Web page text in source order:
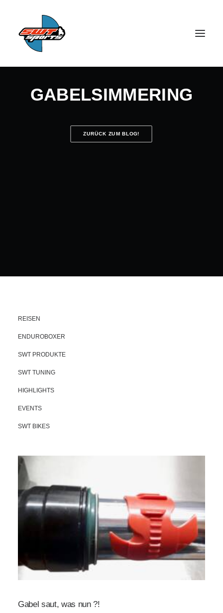
SEARCH
GABELSIMMERING
ZURÜCK ZUM BLOG!
REISEN
ENDUROBOXER
SWT PRODUKTE
SWT TUNING
HIGHLIGHTS
EVENTS
SWT BIKES
Gabel saut, was nun ?!